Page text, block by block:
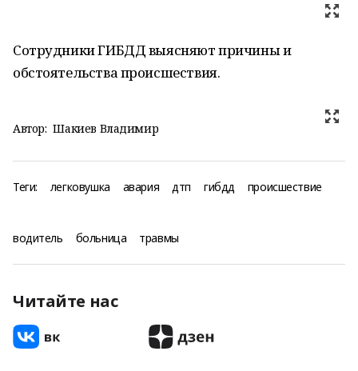
Сотрудники ГИБДД выясняют причины и
обстоятельства происшествия.
Автор: Шакиев Владимир
Теги: легковушка авария дтп гибдд происшествие
водитель больница травмы
Читайте нас